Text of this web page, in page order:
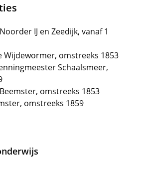
IJ en Zeedijk, vanaf 1
Wijdewormer, omstreeks 1853
Schaalsmeer,
omstreeks 1853
omstreeks 1859